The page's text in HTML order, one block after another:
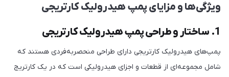
ویژگی‌ها و مزایای پمپ هیدرولیک کارتریجی
1. ساختار و طراحی پمپ هیدرولیک کارتریجی
پمپ‌های هیدرولیک کارتریجی دارای طراحی منحصربه‌فردی هستند که
شامل مجموعه‌ای از قطعات و اجزای هیدرولیکی است که در یک کارتریج